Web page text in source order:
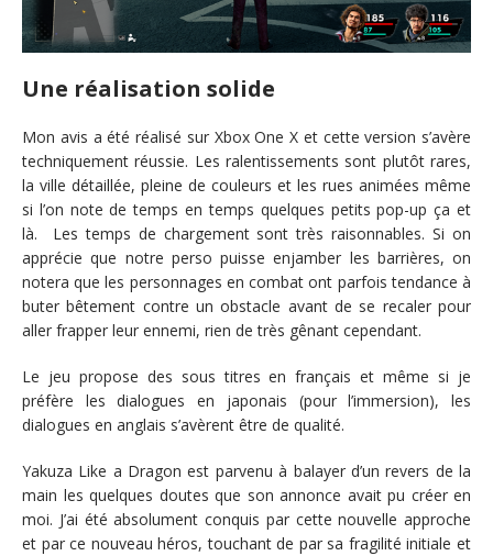
Une réalisation solide
Mon avis a été réalisé sur Xbox One X et cette version s’avère
techniquement réussie. Les ralentissements sont plutôt rares,
la ville détaillée, pleine de couleurs et les rues animées même
si l’on note de temps en temps quelques petits pop-up ça et
là. Les temps de chargement sont très raisonnables. Si on
apprécie que notre perso puisse enjamber les barrières, on
notera que les personnages en combat ont parfois tendance à
buter bêtement contre un obstacle avant de se recaler pour
aller frapper leur ennemi, rien de très gênant cependant.
Le jeu propose des sous titres en français et même si je
préfère les dialogues en japonais (pour l’immersion), les
dialogues en anglais s’avèrent être de qualité.
Yakuza Like a Dragon est parvenu à balayer d’un revers de la
main les quelques doutes que son annonce avait pu créer en
moi. J’ai été absolument conquis par cette nouvelle approche
et par ce nouveau héros, touchant de par sa fragilité initiale et